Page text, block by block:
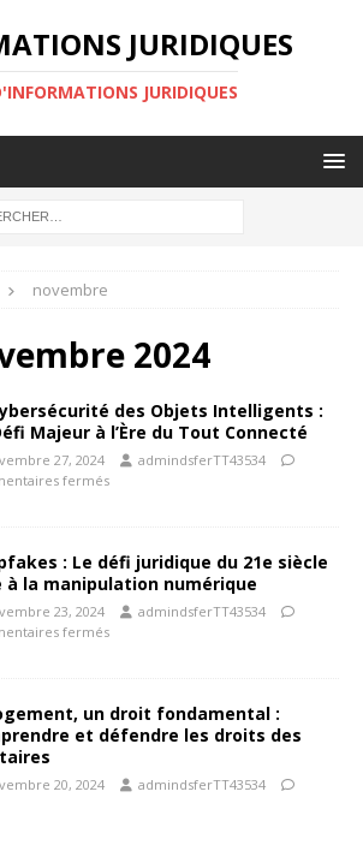
JURIDIQUES
JURIDIQUES
novembre
2024
des Objets Intelligents :
Majeur à l’Ère du Tout Connecté
27, 2024
admindsferTT43534
fermés
: Le défi juridique du 21e siècle
à la manipulation numérique
23, 2024
admindsferTT43534
fermés
un droit fondamental :
et défendre les droits des
20, 2024
admindsferTT43534